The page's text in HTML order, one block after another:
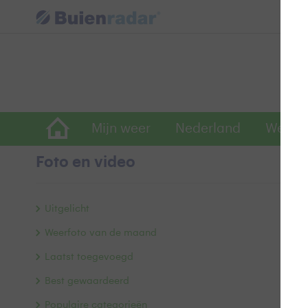
Mijn weer Nederland
Foto en video
Uitgelicht
Weerfoto van de maand
Laatst toegevoegd
Best gewaardeerd
Populaire categorieën